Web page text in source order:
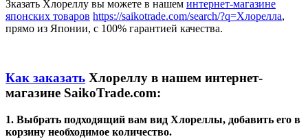
Зказать Хлореллу вы можете в нашем интернет-магазине
японских товаров https://saikotrade.com/search/?q=Хлорелла,
прямо из Японии, с 100% гарантией качества.
Как заказать Хлореллу в нашем интернет-
магазине SaikoTrade.com:
1. Выбрать подходящий вам вид Хлореллы, добавить его в
корзину необходимое количество.